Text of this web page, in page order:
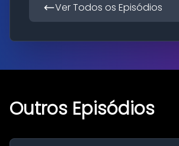
Ver Todos os Episódios
Outros Episódios